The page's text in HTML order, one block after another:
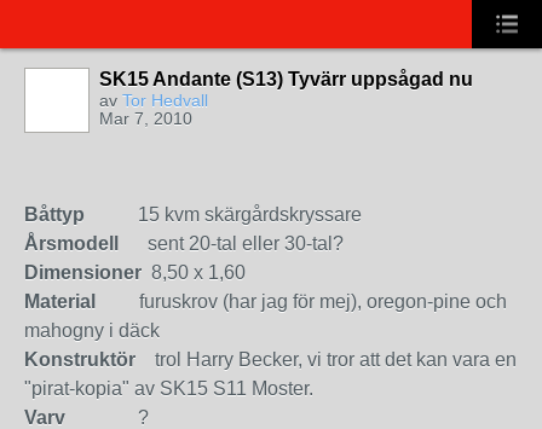
SK15 Andante (S13) Tyvärr uppsågad nu
av Tor Hedvall
Mar 7, 2010
Båttyp 15 kvm skärgårdskryssare
Årsmodell
sent 20-tal eller 30-tal?
Dimensioner 8,50 x 1,60
Material
furuskrov (har jag för mej), oregon-pine och
mahogny i däck
Konstruktör trol Harry Becker, vi tror att det kan vara en
"pirat-kopia" av SK15 S11 Moster.
Varv ?